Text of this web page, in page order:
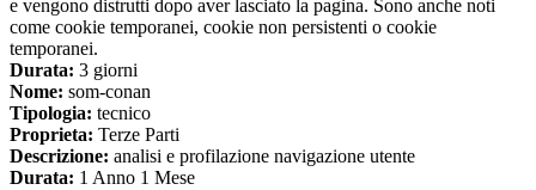
e vengono distrutti dopo aver lasciato la pagina. Sono anche noti
come cookie temporanei, cookie non persistenti o cookie
temporanei.
Durata: 3 giorni
Nome: som-conan
Tipologia: tecnico
Proprieta: Terze Parti
Descrizione: analisi e profilazione navigazione utente
Durata: 1 Anno 1 Mese